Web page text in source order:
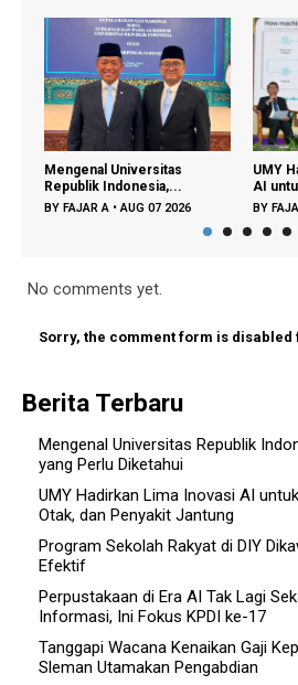
Mengenal Universitas
Republik Indonesia,...
BY FAJAR A •AUG 07 2026
UMY
AI
BY
No comments yet.
Sorry, the comment form is
Berita Terbaru
Mengenal Universitas Republik
yang Perlu Diketahui
UMY Hadirkan Lima Inovasi AI
Otak, dan Penyakit Jantung
Program Sekolah Rakyat di DIY
Efektif
Perpustakaan di Era AI Tak Lagi
Informasi, Ini Fokus KPDI ke-17
Tanggapi Wacana Kenaikan Gaji
Sleman Utamakan Pengabdian